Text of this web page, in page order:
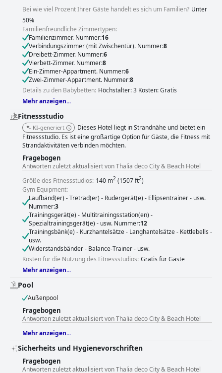
das pulsierende Nachtleben genießen. Insgesamt bietet das Thalia deco
City & Beach Hotel ein komfortables und hygienisches Erlebnis mit einem
ausgezeichneten Preis-Leistungs-Verhältnis.
Bei wie viel Prozent Ihrer Gäste handelt es sich um Familien? Unter
50%
Familienfreundliche Zimmertypen:
Familienzimmer. Nummer:16
Verbindungszimmer (mit Zwischentür). Nummer:8
Dreibett-Zimmer. Nummer:6
Vierbett-Zimmer. Nummer:8
Ein-Zimmer-Appartment. Nummer:6
Zwei-Zimmer-Appartment. Nummer:8
Details zu den Babybetten: Höchstalter: 3 Kosten: Gratis
Mehr anzeigen...
Fitnessstudio
KI-generiert
Dieses Hotel liegt in Strandnähe und bietet ein
Fitnessstudio. Es ist eine großartige Option für Gäste, die Fitness mit
Strandaktivitäten verbinden möchten.
Fragebogen
Antworten zuletzt aktualisiert von Thalia deco City & Beach Hotel
Größe des Fitnessstudios: 140 m2 (1507 ft2)
Gym Equipment:
Laufbänd(er) - Treträd(er) - Rudergerät(e) - Ellipsentrainer - usw.
Nummer:3
Trainingsgerät(e) - Multitrainingsstation(en) -
Spezialtrainingsgerät(e) - usw. Nummer:12
Trainingsbänk(e) - Kurzhantelsätze - Langhantelsätze - Kettlebells -
usw.
Widerstandsbänder - Balance-Trainer - usw.
Kosten für die Nutzung des Fitnessstudios: Gratis für Gäste
Mehr anzeigen...
Pool
Außenpool
Fragebogen
Antworten zuletzt aktualisiert von Thalia deco City & Beach Hotel
Mehr anzeigen...
Sicherheits und Hygienevorschriften
Fragebogen
Antworten zuletzt aktualisiert von Thalia deco City & Beach Hotel